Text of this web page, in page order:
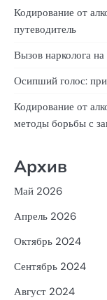
Кодирование от
путеводитель
Вызов нарколога
Осипший голос:
Кодирование от
методы борьбы с
Архив
Май 2026
Апрель 2026
Октябрь 2024
Сентябрь 2024
Август 2024